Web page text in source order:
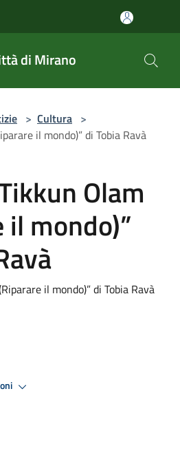
di Mirano
> Cultura >
il mondo)” di Tobia Ravà
Olam
il mondo)”
il mondo)” di Tobia Ravà